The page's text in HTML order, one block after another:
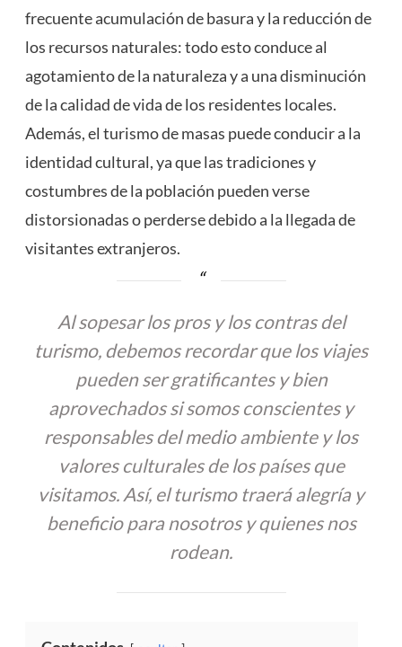
frecuente acumulación de basura y la reducción de
los recursos naturales: todo esto conduce al
agotamiento de la naturaleza y a una disminución
de la calidad de vida de los residentes locales.
Además, el turismo de masas puede conducir a la
identidad cultural, ya que las tradiciones y
costumbres de la población pueden verse
distorsionadas o perderse debido a la llegada de
visitantes extranjeros.
Al sopesar los pros y los contras del
turismo, debemos recordar que los viajes
pueden ser gratificantes y bien
aprovechados si somos conscientes y
responsables del medio ambiente y los
valores culturales de los países que
visitamos. Así, el turismo traerá alegría y
beneficio para nosotros y quienes nos
rodean.